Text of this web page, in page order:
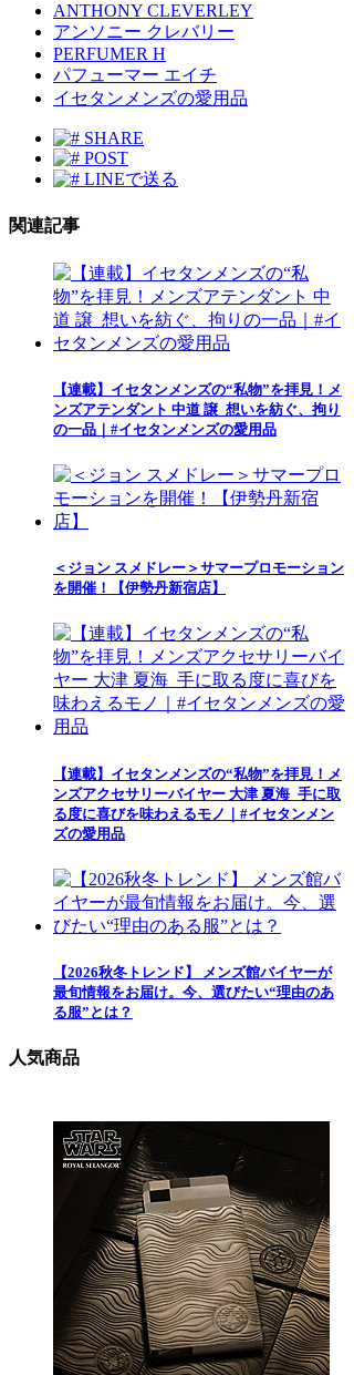
ANTHONY CLEVERLEY
アンソニー クレバリー
PERFUMER H
パフューマー エイチ
イセタンメンズの愛用品
SHARE
POST
LINEで送る
関連記事
【連載】イセタンメンズの“私物”を拝見！メ
ンズアテンダント 中道 譲_想いを紡ぐ、拘り
の一品｜#イセタンメンズの愛用品
＜ジョン スメドレー＞サマープロモーション
を開催！【伊勢丹新宿店】
【連載】イセタンメンズの“私物”を拝見！メ
ンズアクセサリーバイヤー 大津 夏海_手に取
る度に喜びを味わえるモノ｜#イセタンメン
ズの愛用品
【2026秋冬トレンド】 メンズ館バイヤーが
最旬情報をお届け。今、選びたい“理由のあ
る服”とは？
人気商品